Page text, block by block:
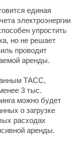
единая
электроэнергии
упростить
но не решает
проводит
аренды.
ТАСС,
3 тыс.
можно будет
о загрузке
расходах
аренды.